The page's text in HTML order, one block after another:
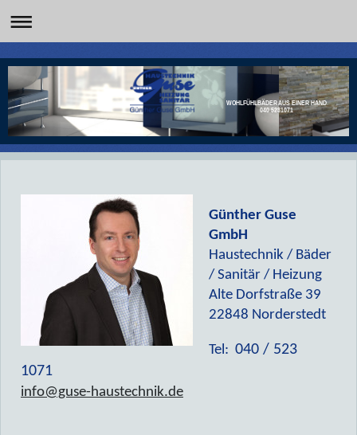
WOHLFÜHLBÄDER AUS EINER HAND
040 5231071
Günther Guse
GmbH
Haustechnik / Bäder
/ Sanitär / Heizung
Alte Dorfstraße 39
22848 Norderstedt
Tel: 040 / 523
1071
info@guse-haustechnik.de